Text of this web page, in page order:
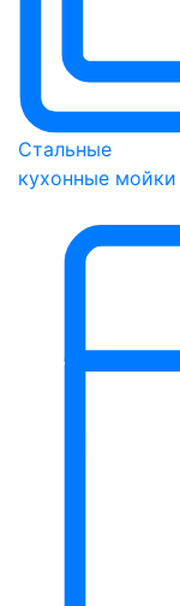
Стальные
кухонные мойки